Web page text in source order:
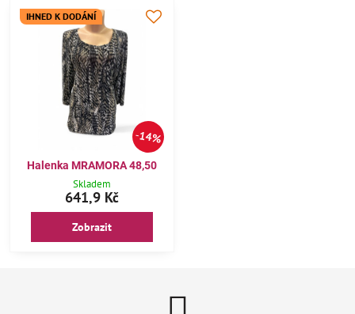
14%
IHNED K DODÁNÍ
Halenka MRAMORA 48,50
Skladem
641,9 Kč
Zobrazit